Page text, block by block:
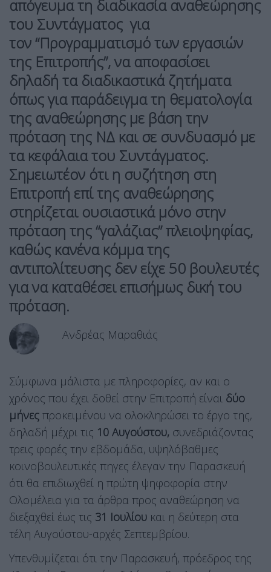
απόγευμα τη διαδικασία αναθεώρησης
του Συντάγματος για
τον“Προγραμματισμό των εργασιών
της Επιτροπής”,να αποφασίσει
δηλαδή τα διαδικαστικά ζητήματα
όπως για παράδειγμα τη θεματολογία
της αναθεώρησης με βάση την
πρόταση της ΝΔ και σε συνδυασμό με
τα κεφάλαια του Συντάγματος.
Σημειωτέον ότι η συζήτηση στη
Επιτροπή επί της αναθεώρησης
στηρίζεται ουσιαστικά μόνο στην
πρόταση της “γαλάζιας” πλειοψηφίας,
καθώς κανένα κόμμα της
αντιπολίτευσης δεν είχε 50 βουλευτές
για να καταθέσει επισήμως δική του
πρόταση.
Ανδρέας Μαραθιάς
Σύμφωνα μάλιστα με πληροφορίες, αν και ο
χρόνος που έχει δοθεί στην Επιτροπή είναι δύο
μήνες προκειμένου να ολοκληρώσει το έργο της,
δηλαδή μέχρι τις 10 Αυγούστου, συνεδριάζοντας
τρεις φορές την εβδομάδα, υψηλόβαθμες
κοινοβουλευτικές πηγες έλεγαν την Παρασκευή
ότι θα επιδιωχθεί η πρώτη ψηφοφορία στην
Ολομέλεια για τα άρθρα προς αναθεώρηση να
διεξαχθεί έως τις 31 Ιουλίου και η δεύτερη στα
τέλη Αυγούστου-αρχές Σεπτεμβρίου.
Υπενθυμίζεται ότι την Παρασκευή, πρόεδρος της